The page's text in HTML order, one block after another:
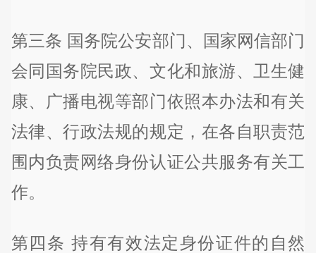
第三条 国务院公安部门、国家网信部门
会同国务院民政、文化和旅游、卫生健
康、广播电视等部门依照本办法和有关
法律、行政法规的规定，在各自职责范
围内负责网络身份认证公共服务有关工
作。
第四条 持有有效法定身份证件的自然